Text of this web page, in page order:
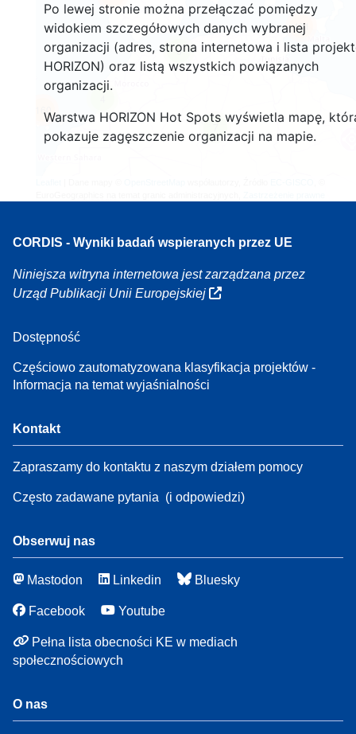
Po lewej stronie można przełączać pomiędzy
widokiem szczegółowych danych wybranej
organizacji (adres, strona internetowa i lista
HORIZON) oraz listą wszystkich powiązanych
organizacji.
Warstwa HORIZON Hot Spots wyświetla mapę,
pokazuje zagęszczenie organizacji na mapie.
6
7
160
481
CORDIS - Wyniki badań wspieranych przez UE
Niniejsza witryna internetowa jest zarządzana przez
Urząd Publikacji Unii Europejskiej
Dostępność
Częściowo zautomatyzowana klasyfikacja projektów -
Informacja na temat wyjaśnialności
Kontakt
Zapraszamy do kontaktu z naszym działem pomocy
Często zadawane pytania (i odpowiedzi)
Obserwuj nas
Mastodon Linkedin Bluesky
Facebook Youtube
Pełna lista obecności KE w mediach
społecznościowych
O nas